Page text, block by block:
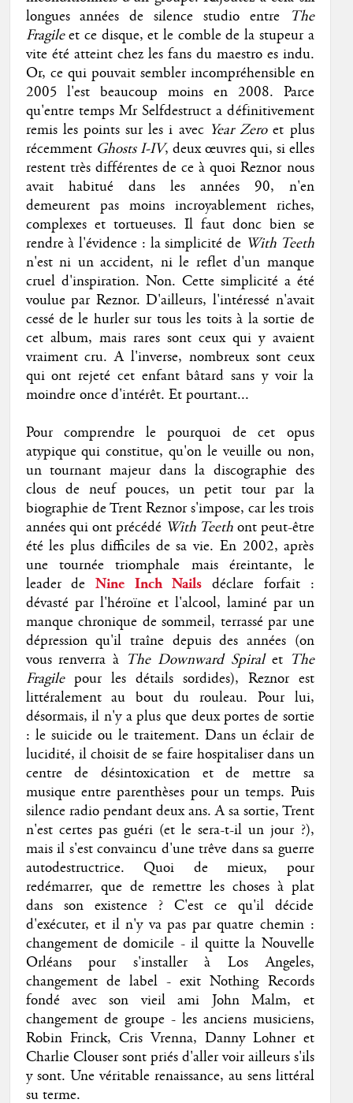
longues années de silence studio entre
The
Fragileet ce disque, et le comble de la stupeur a
vite été atteint chez les fans du maestro es indu.
Or, ce qui pouvait sembler incompréhensible en
2005 l'est beaucoup moins en 2008. Parce
qu'entre temps Mr Selfdestruct a définitivement
remis les points sur les i avec Year Zeroet plus
récemment Ghosts I-IV, deux œuvres qui, si elles
restent très différentes de ce à quoi Reznor nous
avait habitué dans les années 90, n'en
demeurent pas moins incroyablement riches,
complexes et tortueuses. Il faut donc bien se
rendre à l'évidence : la simplicité de With Teeth
n'est ni un accident, ni le reflet d'un manque
cruel d'inspiration. Non. Cette simplicité a été
voulue par Reznor. D'ailleurs, l'intéressé n'avait
cessé de le hurler sur tous les toits à la sortie de
cet album, mais rares sont ceux qui y avaient
vraiment cru. A l'inverse, nombreux sont ceux
qui ont rejeté cet enfant bâtard sans y voir la
moindre once d'intérêt. Et pourtant...
Pour comprendre le pourquoi de cet opus
atypique qui constitue, qu'on le veuille ou non,
un tournant majeur dans la discographie des
clous de neuf pouces, un petit tour par la
biographie de Trent Reznor s'impose, car les trois
années qui ont précédé With Teethont peut-être
été les plus difficiles de sa vie. En 2002, après
une tournée triomphale mais éreintante, le
leader de Nine Inch Nailsdéclare forfait :
dévasté par l'héroïne et l'alcool, laminé par un
manque chronique de sommeil, terrassé par une
dépression qu'il traîne depuis des années (on
vous renverra à The Downward Spiral et The
Fragilepour les détails sordides), Reznor est
littéralement au bout du rouleau. Pour lui,
désormais, il n'y a plus que deux portes de sortie
: le suicide ou le traitement. Dans un éclair de
lucidité, il choisit de se faire hospitaliser dans un
centre de désintoxication et de mettre sa
musique entre parenthèses pour un temps. Puis
silence radio pendant deux ans. A sa sortie, Trent
n'est certes pas guéri (et le sera-t-il un jour ?),
mais il s'est convaincu d'une trêve dans sa guerre
autodestructrice. Quoi de mieux, pour
redémarrer, que de remettre les choses à plat
dans son existence ? C'est ce qu'il décide
d'exécuter, et il n'y va pas par quatre chemin :
changement de domicile - il quitte la Nouvelle
Orléans pour s'installer à Los Angeles,
changement de label - exit Nothing Records
fondé avec son vieil ami John Malm, et
changement de groupe - les anciens musiciens,
Robin Frinck, Cris Vrenna, Danny Lohner et
Charlie Clouser sont priés d'aller voir ailleurs s'ils
y sont. Une véritable renaissance, au sens littéral
su terme.